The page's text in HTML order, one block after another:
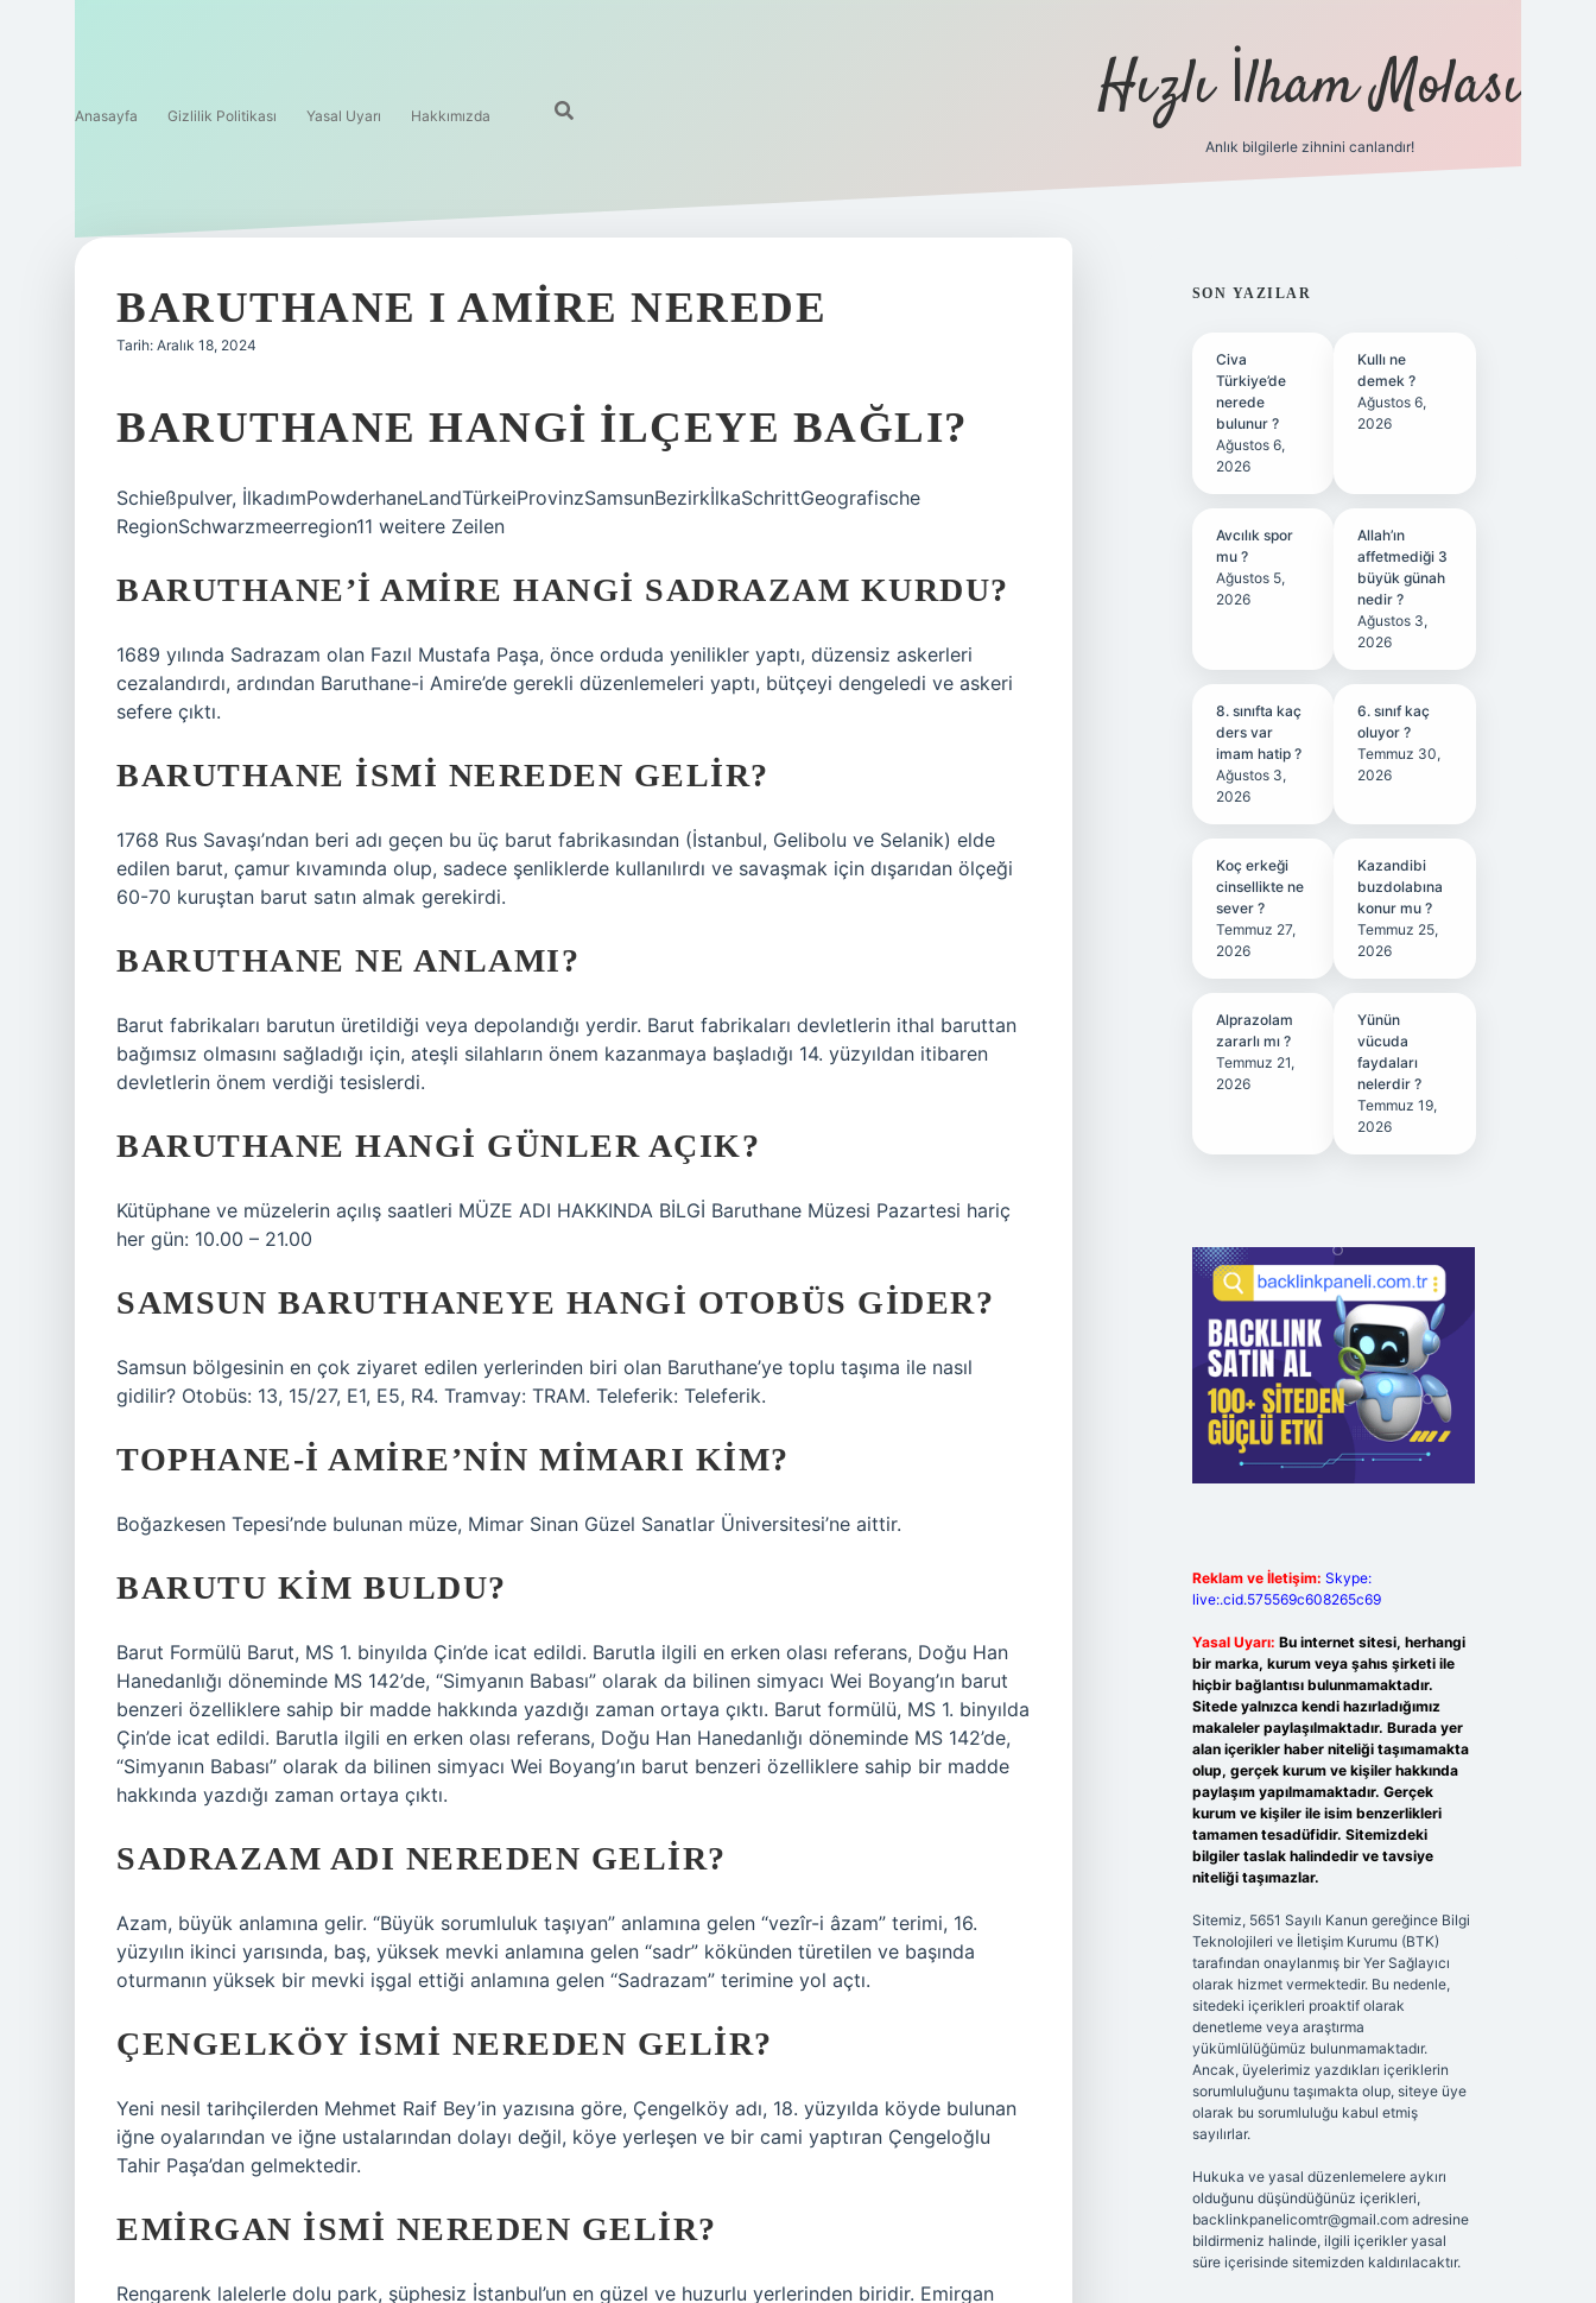
Anasayfa Gizlilik Politikası Yasal Uyarı Hakkımızda Hızlı İlham Molası
Anlık bilgilerle zihnini canlandır!
BARUTHANE I AMIRE NEREDE
Tarih: Aralık 18, 2024
BARUTHANE HANGI ILÇEYE BAĞLI?
Schießpulver, İlkadımPowderhaneLandTürkeiProvinzSamsunBezirkİlkaSchrittGeografische
RegionSchwarzmeerregion11 weitere Zeilen
BARUTHANE’I AMIRE HANGI SADRAZAM KURDU?
1689 yılında Sadrazam olan Fazıl Mustafa Paşa, önce orduda yenilikler yaptı, düzensiz askerleri
cezalandırdı, ardından Baruthane-i Amire’de gerekli düzenlemeleri yaptı, bütçeyi dengeledi ve askeri
sefere çıktı.
BARUTHANE ISMI NEREDEN GELIR?
1768 Rus Savaşı’ndan beri adı geçen bu üç barut fabrikasından (İstanbul, Gelibolu ve Selanik) elde
edilen barut, çamur kıvamında olup, sadece şenliklerde kullanılırdı ve savaşmak için dışarıdan ölçeği
60-70 kuruştan barut satın almak gerekirdi.
BARUTHANE NE ANLAMI?
Barut fabrikaları barutun üretildiği veya depolandığı yerdir. Barut fabrikaları devletlerin ithal baruttan
bağımsız olmasını sağladığı için, ateşli silahların önem kazanmaya başladığı 14. yüzyıldan itibaren
devletlerin önem verdiği tesislerdi.
BARUTHANE HANGI GÜNLER AÇIK?
Kütüphane ve müzelerin açılış saatleri MÜZE ADI HAKKINDA BİLGİ Baruthane Müzesi Pazartesi hariç
her gün: 10.00 – 21.00
SAMSUN BARUTHANEYE HANGI OTOBÜS GIDER?
Samsun bölgesinin en çok ziyaret edilen yerlerinden biri olan Baruthane’ye toplu taşıma ile nasıl
gidilir? Otobüs: 13, 15/27, E1, E5, R4. Tramvay: TRAM. Teleferik: Teleferik.
TOPHANE-I AMIRE’NIN MIMARI KIM?
Boğazkesen Tepesi’nde bulunan müze, Mimar Sinan Güzel Sanatlar Üniversitesi’ne aittir.
BARUTU KIM BULDU?
Barut Formülü Barut, MS 1. binyılda Çin’de icat edildi. Barutla ilgili en erken olası referans, Doğu Han
Hanedanlığı döneminde MS 142’de, “Simyanın Babası” olarak da bilinen simyacı Wei Boyang’ın barut
benzeri özelliklere sahip bir madde hakkında yazdığı zaman ortaya çıktı. Barut formülü, MS 1. binyılda
Çin’de icat edildi. Barutla ilgili en erken olası referans, Doğu Han Hanedanlığı döneminde MS 142’de,
“Simyanın Babası” olarak da bilinen simyacı Wei Boyang’ın barut benzeri özelliklere sahip bir madde
hakkında yazdığı zaman ortaya çıktı.
SADRAZAM ADI NEREDEN GELIR?
Azam, büyük anlamına gelir. “Büyük sorumluluk taşıyan” anlamına gelen “vezîr-i âzam” terimi, 16.
yüzyılın ikinci yarısında, baş, yüksek mevki anlamına gelen “sadr” kökünden türetilen ve başında
oturmanın yüksek bir mevki işgal ettiği anlamına gelen “Sadrazam” terimine yol açtı.
ÇENGELKÖY ISMI NEREDEN GELIR?
Yeni nesil tarihçilerden Mehmet Raif Bey’in yazısına göre, Çengelköy adı, 18. yüzyılda köyde bulunan
iğne oyalarından ve iğne ustalarından dolayı değil, köye yerleşen ve bir cami yaptıran Çengeloğlu
Tahir Paşa’dan gelmektedir.
EMIRGAN ISMI NEREDEN GELIR?
Rengarenk lalelerle dolu park, şüphesiz İstanbul’un en güzel ve huzurlu yerlerinden biridir. Emirgan
SIDEBAR
SON YAZILAR
Civa
Türkiye’de
nerede
bulunur ?
Ağustos 6,
2026
Kullı ne
demek ?
Ağustos 6,
2026
Avcılık spor
mu ?
Ağustos 5,
2026
Allah’ın
affetmediği 3
büyük günah
nedir ?
Ağustos 3,
2026
8. sınıfta kaç
ders var
imam hatip ?
Ağustos 3,
2026
6. sınıf kaç
oluyor ?
Temmuz 30,
2026
Koç erkeği
cinsellikte ne
sever ?
Temmuz 27,
2026
Kazandibi
buzdolabına
konur mu ?
Temmuz 25,
2026
Alprazolam
zararlı mı ?
Temmuz 21,
2026
Yünün
vücuda
faydaları
nelerdir ?
Temmuz 19,
2026
Reklam ve İletişim: Skype:
live:.cid.575569c608265c69
Yasal Uyarı: Bu internet sitesi, herhangi
bir marka, kurum veya şahıs şirketi ile
hiçbir bağlantısı bulunmamaktadır.
Sitede yalnızca kendi hazırladığımız
makaleler paylaşılmaktadır. Burada yer
alan içerikler haber niteliği taşımamakta
olup, gerçek kurum ve kişiler hakkında
paylaşım yapılmamaktadır. Gerçek
kurum ve kişiler ile isim benzerlikleri
tamamen tesadüfidir. Sitemizdeki
bilgiler taslak halindedir ve tavsiye
niteliği taşımazlar.
Sitemiz, 5651 Sayılı Kanun gereğince Bilgi
Teknolojileri ve İletişim Kurumu (BTK)
tarafından onaylanmış bir Yer Sağlayıcı
olarak hizmet vermektedir. Bu nedenle,
sitedeki içerikleri proaktif olarak
denetleme veya araştırma
yükümlülüğümüz bulunmamaktadır.
Ancak, üyelerimiz yazdıkları içeriklerin
sorumluluğunu taşımakta olup, siteye üye
olarak bu sorumluluğu kabul etmiş
sayılırlar.
Hukuka ve yasal düzenlemelere aykırı
olduğunu düşündüğünüz içerikleri,
backlinkpanelicomtr@gmail.comadresine
bildirmeniz halinde, ilgili içerikler yasal
süre içerisinde sitemizden kaldırılacaktır.